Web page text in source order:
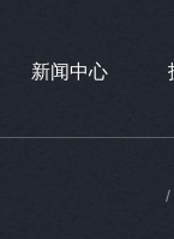
新闻中心